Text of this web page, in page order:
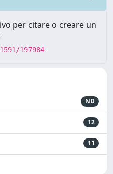
per citare o creare un
197984
ND
12
11